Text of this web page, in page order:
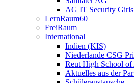
AG IT Security Girls
LernRaum60
FreiRaum
International
Indien (KIS)
Niederlande CSG
Reut High School
Aktuelles aus der